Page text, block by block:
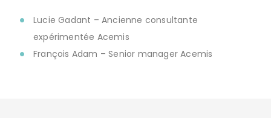
Lucie Gadant – Ancienne consultante
expérimentée Acemis
François Adam – Senior manager Acemis